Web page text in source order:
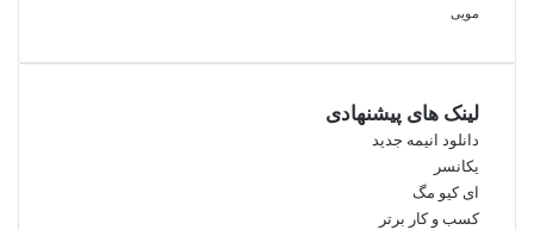
مویی
لینک های پیشنهادی
دانلود انیمه جدید
یکانسر
ای کیو مگ
کسب و کار برتر